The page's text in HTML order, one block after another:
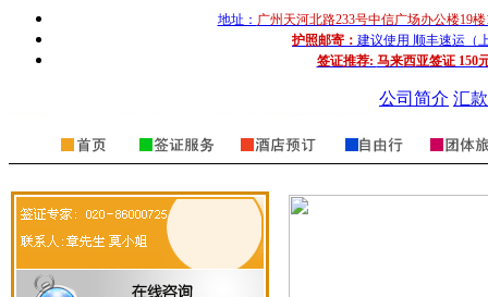
地址： 广州天河北路233号中信广场办公楼19
护照邮寄： 建议使用 顺丰速运（
签证推荐: 马来西亚签证 150
公司简介 汇